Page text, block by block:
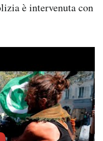
è intervenuta con